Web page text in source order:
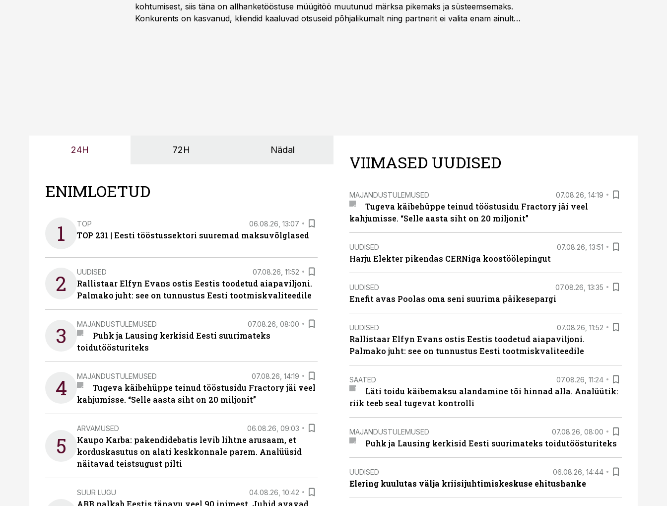
kohtumisest, siis täna on allhanketööstuse müügitöö muutunud märksa pikemaks ja süsteemsemaks.
Konkurents on kasvanud, kliendid kaaluvad otsuseid põhjalikumalt ning partnerit ei valita enam ainult
24H 72H Nädal
ENIMLOETUD
1 TOP 06.08.26, 13:07
TOP 231 | Eesti tööstussektori suuremad maksuvõlglased
2 UUDISED 07.08.26, 11:52
Rallistaar Elfyn Evans ostis Eestis toodetud aiapaviljoni.
Palmako juht: see on tunnustus Eesti tootmiskvaliteedile
3 MAJANDUSTULEMUSED 07.08.26, 08:00
Puhk ja Lausing kerkisid Eesti suurimateks
toidutöösturiteks
4 MAJANDUSTULEMUSED 07.08.26, 14:19
Tugeva käibehüppe teinud tööstusidu Fractory jäi veel
kahjumisse. “Selle aasta siht on 20 miljonit”
5
ARVAMUSED 06.08.26, 09:03
Kaupo Karba: pakendidebatis levib lihtne arusaam, et
korduskasutus on alati keskkonnale parem. Analüüsid
näitavad teistsugust pilti
SUUR LUGU 04.08.26, 10:42
ABB palkab Eestis tänavu veel 90 inimest. Juhid avavad
VIIMASED UUDISED
MAJANDUSTULEMUSED 07.08.26, 14:19
Tugeva käibehüppe teinud tööstusidu Fractory jäi veel
kahjumisse. “Selle aasta siht on 20 miljonit”
UUDISED 07.08.26, 13:51
Harju Elekter pikendas CERNiga koostöölepingut
UUDISED 07.08.26, 13:35
Enefit avas Poolas oma seni suurima päikesepargi
UUDISED 07.08.26, 11:52
Rallistaar Elfyn Evans ostis Eestis toodetud aiapaviljoni.
Palmako juht: see on tunnustus Eesti tootmiskvaliteedile
SAATED 07.08.26, 11:24
Läti toidu käibemaksu alandamine tõi hinnad alla. Analüütik:
riik teeb seal tugevat kontrolli
MAJANDUSTULEMUSED 07.08.26, 08:00
Puhk ja Lausing kerkisid Eesti suurimateks toidutöösturiteks
UUDISED 06.08.26, 14:44
Elering kuulutas välja kriisijuhtimiskeskuse ehitushanke